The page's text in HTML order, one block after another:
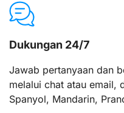
Dukungan 24/7
Jawab pertanyaan dan
melalui chat atau email,
Spanyol, Mandarin,